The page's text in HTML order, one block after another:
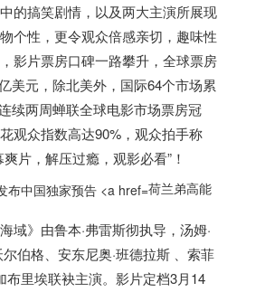
搞笑剧情，以及两大主演所展现
个性，更令观众倍感亲切，趣味性
影片票房口碑一路攀升，全球票房
美元，除北美外，国际64个市场累
续两周蝉联全球电影市场票房冠
观众指数高达90%，观众拍手称
片，解压过瘾，观影必看”！
荷兰弟高能
》由鲁本·弗雷斯彻执导，汤姆·
伯格、安东尼奥·班德拉斯 、索菲
布里埃联袂主演。影片定档3月14